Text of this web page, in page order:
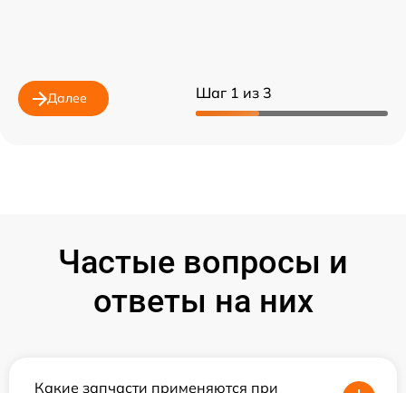
Шаг 1 из 3
Далее
Частые вопросы и
ответы на них
Какие запчасти применяются при